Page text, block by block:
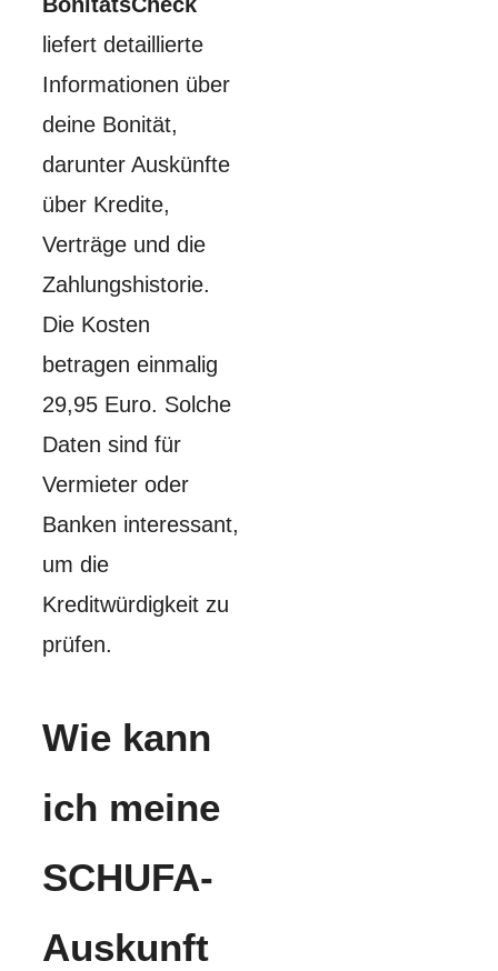
BonitätsCheck
liefert detaillierte
Informationen über
deine Bonität,
darunter Auskünfte
über Kredite,
Verträge und die
Zahlungshistorie.
Die Kosten
betragen einmalig
29,95 Euro. Solche
Daten sind für
Vermieter oder
Banken interessant,
um die
Kreditwürdigkeit zu
prüfen.
Wie kann
ich meine
SCHUFA-
Auskunft